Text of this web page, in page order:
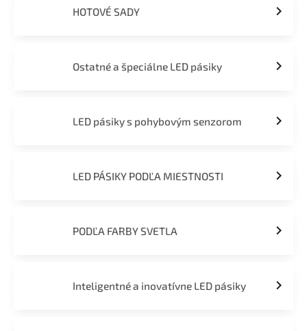
HOTOVÉ SADY
Ostatné a špeciálne LED pásiky
LED pásiky s pohybovým senzorom
LED PÁSIKY PODĽA MIESTNOSTI
PODĽA FARBY SVETLA
Inteligentné a inovatívne LED pásiky